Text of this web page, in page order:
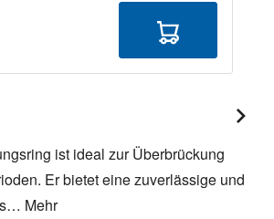
ist ideal zur Überbrückung
Er bietet eine zuverlässige und
Mehr